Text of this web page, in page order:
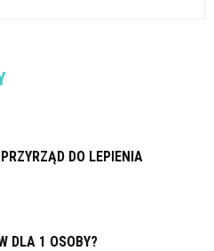
DO LEPIENIA
DLA 1 OSOBY?